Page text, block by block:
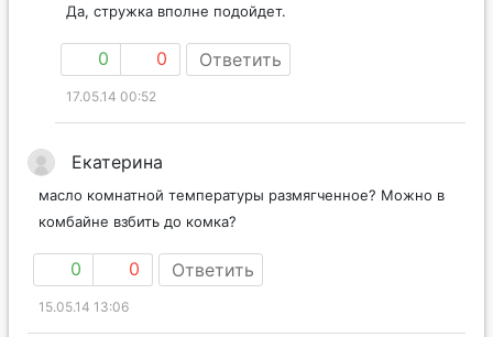
Да, стружка вполне подойдет.
0 0 Ответить
17.05.14 00:52
Екатерина
масло комнатной температуры размягченное? Можно в
комбайне взбить до комка?
0 0 Ответить
15.05.14 13:06